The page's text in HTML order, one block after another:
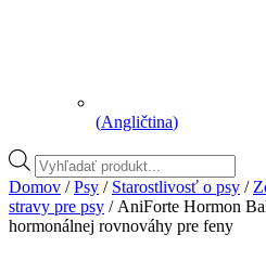
(Angličtina)
Vyhľadávanie
produktov
Domov /Psy / Starostlivosť o psy /
stravy pre psy / AniForte Hormon
hormonálnej rovnováhy pre feny